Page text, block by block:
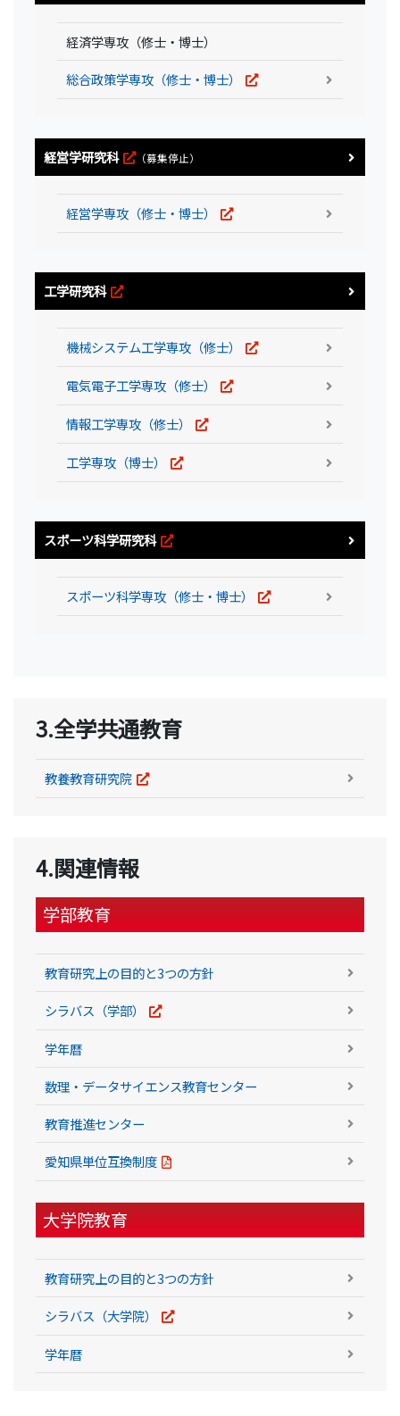
経済学専攻（修士・博士）
総合政策学専攻（修士・博士）
経営学研究科 （募集停止）
経営学専攻（修士・博士）
工学研究科
機械システム工学専攻（修士）
電気電子工学専攻（修士）
情報工学専攻（修士）
工学専攻（博士）
スポーツ科学研究科
スポーツ科学専攻（修士・博士）
3.全学共通教育
教養教育研究院
4.関連情報
学部教育
教育研究上の目的と3つの方針
シラバス（学部）
学年暦
数理・データサイエンス教育センター
教育推進センター
愛知県単位互換制度
大学院教育
教育研究上の目的と3つの方針
シラバス（大学院）
学年暦